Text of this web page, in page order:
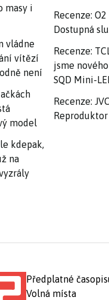
masy i
vládne
vítězí
není
model
kdepak,
na
Recenze:
Dostupná
Recenze:
jsme
SQD Mini-
Recenze:
Předplatné
Volná místa